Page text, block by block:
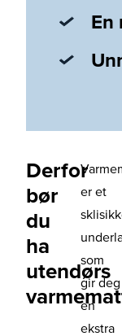
En
Derfor
bør
du
ha
utendørs
er et
som
gir deg
en
ekstra